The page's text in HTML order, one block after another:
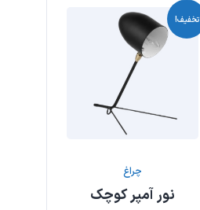
تخفیف!
چراغ
نور آمپر کوچک